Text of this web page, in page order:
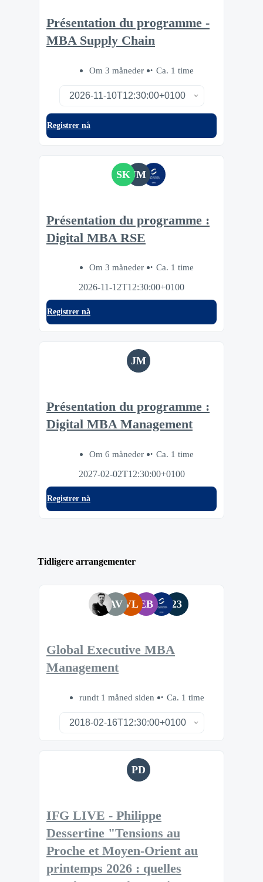
Présentation du programme -
MBA Supply Chain
Om 3 måneder Ca. 1 time
Registrer nå
SK JM
Présentation du programme :
Digital MBA RSE
Om 3 måneder
Ca. 1 time
2026-11-12T12:30:00+0100
Registrer nå
JM
Présentation du programme :
Digital MBA Management
Om 6 måneder
Ca. 1 time
2027-02-02T12:30:00+0100
Registrer nå
Tidligere arrangementer
AV VL EB 23
Global Executive MBA
Management
rundt 1 måned siden Ca. 1 time
PD
IFG LIVE - Philippe
Dessertine "Tensions au
Proche et Moyen-Orient au
printemps 2026 : quelles